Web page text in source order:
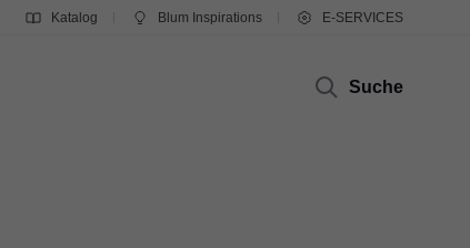
Katalog Blum Inspirations E-SERVICES
Suche